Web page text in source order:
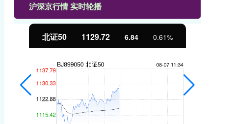
沪深京行情 实时轮播
北证50 1129.72 6.84 0.61%